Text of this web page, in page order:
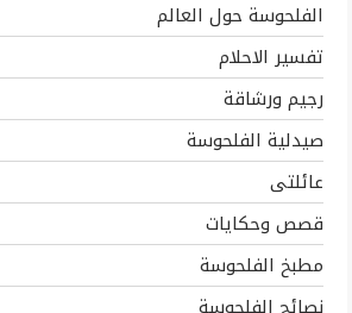
الفلحوسة حول العالم
تفسير الاحلام
رجيم ورشاقة
صيدلية الفلحوسة
عائلتى
قصص وحكايات
مطبخ الفلحوسة